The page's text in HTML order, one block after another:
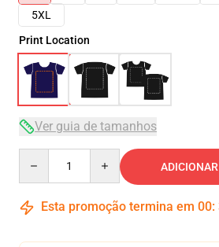
5XL
Print Location
Ver guia de tamanhos
Esta promoção termina em 00: